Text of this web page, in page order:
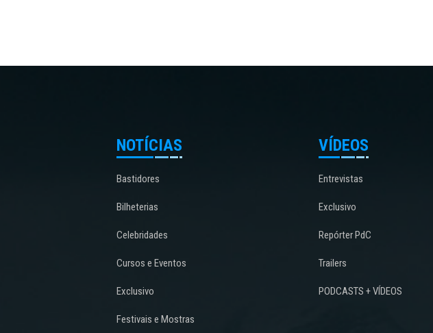
NOTÍCIAS
Bastidores
Bilheterias
Celebridades
Cursos e Eventos
Exclusivo
Festivais e Mostras
VÍDEOS
Entrevistas
Exclusivo
Repórter PdC
Trailers
PODCASTS + VÍDEOS